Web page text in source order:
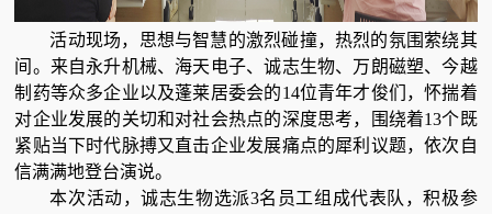
活动现场，思想与智慧的激烈碰撞，热烈的氛围萦绕其
间。来自永升机械、海天电子、诚志生物、万朗磁塑、今越
制药等众多企业以及蓬莱居委会的14位青年才俊们，怀揣着
对企业发展的关切和对社会热点的深度思考，围绕着13个既
紧贴当下时代脉搏又直击企业发展痛点的犀利议题，依次自
信满满地登台演说。
本次活动，诚志生物选派3名员工组成代表队，积极参